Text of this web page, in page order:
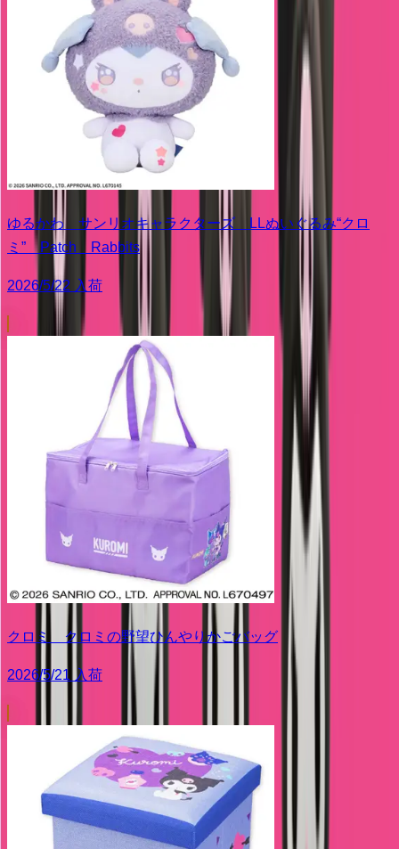
ゆるかわ サンリオキャラクターズ LLぬいぐるみ“クロ
ミ” Patch Rabbits
2026/5/22 入荷
クロミ クロミの野望ひんやりかごバッグ
2026/5/21 入荷